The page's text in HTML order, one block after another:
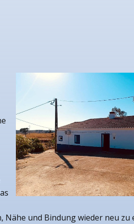
Nähe und Bindung wieder neu zu